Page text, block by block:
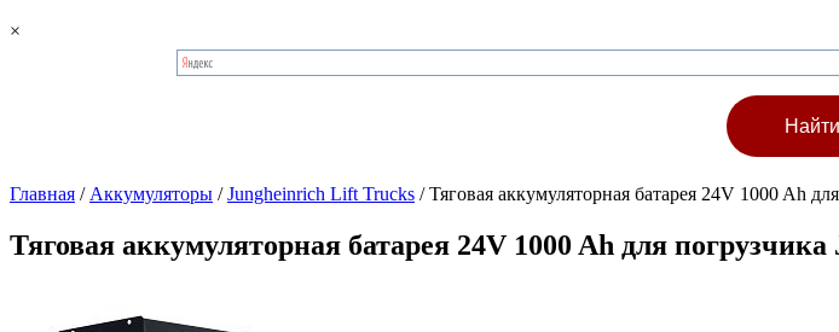
×
Главная / Аккумуляторы /Jungheinrich Lift Trucks /Тяговая аккумуляторная батарея 24V 1000 Ah
Тяговая аккумуляторная батарея 24V 1000 Ah для